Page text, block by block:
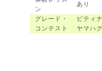
ン
あり
グレード・
コンテスト
ピティ
ヤマハ